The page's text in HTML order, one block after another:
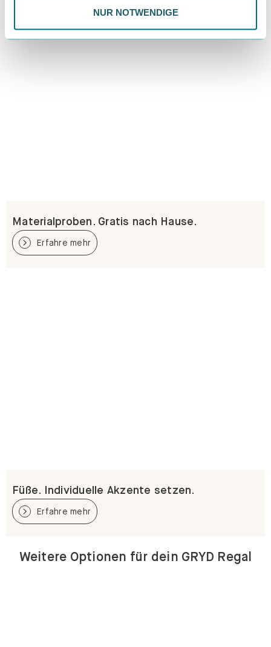
NUR NOTWENDIGE
Materialproben. Gratis nach Hause.
Erfahre mehr
Füße. Individuelle Akzente setzen.
Erfahre mehr
Weitere Optionen für dein GRYD Regal